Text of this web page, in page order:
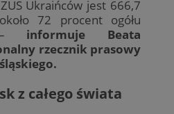
Ukraińców jest 666,7
72 procent ogółu
– informuje Beata
rzecznik prasowy
z całego świata